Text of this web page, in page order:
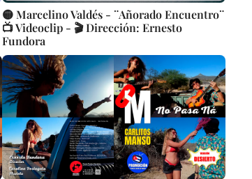
🟡 Marcelino Valdés - ¨Añorado Encuentro¨
📺 Videoclip - 🎬 Dirección: Ernesto
Fundora